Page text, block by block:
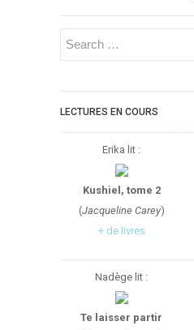
Roman Noir
Romance
Romance Contemporaine
Sociologie
Surnaturel
Témoignage
Thriller Psychologique
Throwback Thursday Livresque
LECTURES EN COURS
Erika lit :
Kushiel, tome 2
(Jacqueline Carey)
+ de livres
Nadège lit :
Te laisser partir